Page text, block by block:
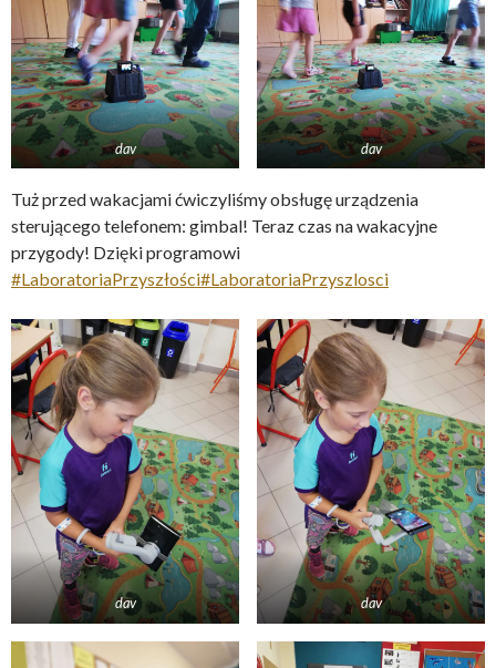
dav dav
Tuż przed wakacjami ćwiczyliśmy obsługę urządzenia
sterującego telefonem: gimbal! Teraz czas na wakacyjne
przygody! Dzięki programowi
#LaboratoriaPrzyszłości#LaboratoriaPrzyszlosci
dav dav